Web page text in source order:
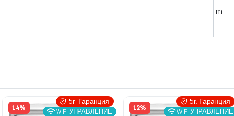
m
14%
5г. Гаранция
WiFi УПРАВЛЕНИЕ 12%
5г. Гаранция
WiFi УПРАВЛЕНИЕ